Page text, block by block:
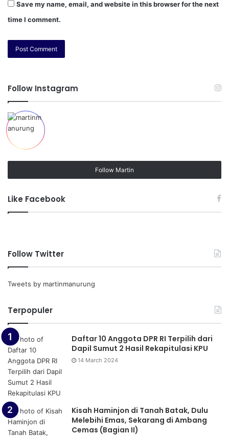
Save my name, email, and website in this browser for the next
time I comment.
Follow Instagram
Follow Martin
Like Facebook
Follow Twitter
Tweets by martinmanurung
Terpopuler
Daftar 10 Anggota DPR RI Terpilih dari
Dapil Sumut 2 Hasil Rekapitulasi KPU
14 March 2024
Kisah Haminjon di Tanah Batak, Dulu
Melebihi Emas, Sekarang di Ambang
Cemas (Bagian II)